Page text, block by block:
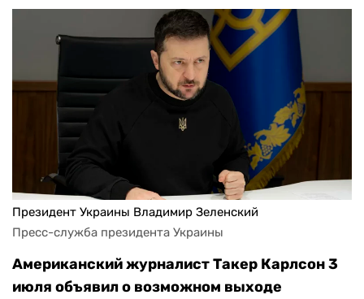
Президент Украины Владимир Зеленский
Пресс-служба президента Украины
Американский журналист Такер Карлсон 3
июля объявил о возможном выходе